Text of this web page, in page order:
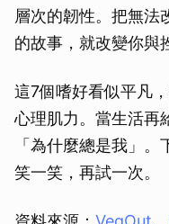
層次的韌性。把無法
的故事，就改變你與
這7個嗜好看似平凡
心理肌力。當生活再
「為什麼總是我」
笑一笑，再試一次。